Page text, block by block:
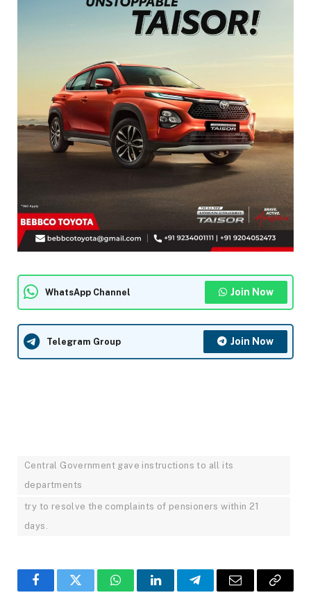
WhatsApp Channel Join Now
Telegram Group Join Now
Central Government gave instructions to all its
departments
try to resolve the complaints of pensioners within 21
days.
FacebookTwitter WhatsAppLinkedInTelegramEmail Copy